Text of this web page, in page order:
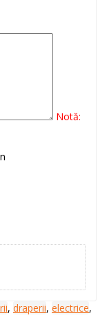
Notă:
, draperii, electrice,